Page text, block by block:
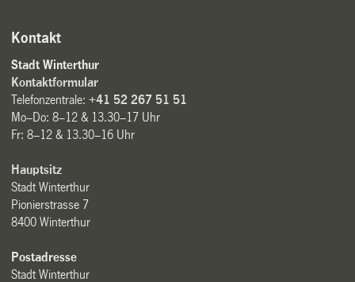
Kontakt
Stadt Winterthur
Kontaktformular
Telefonzentrale:+41 52 267 51 51
Mo–Do: 8–12 & 13.30–17 Uhr
Fr: 8–12 & 13.30–16 Uhr
Hauptsitz
Stadt Winterthur
Pionierstrasse 7
8400 Winterthur
Postadresse
Stadt Winterthur